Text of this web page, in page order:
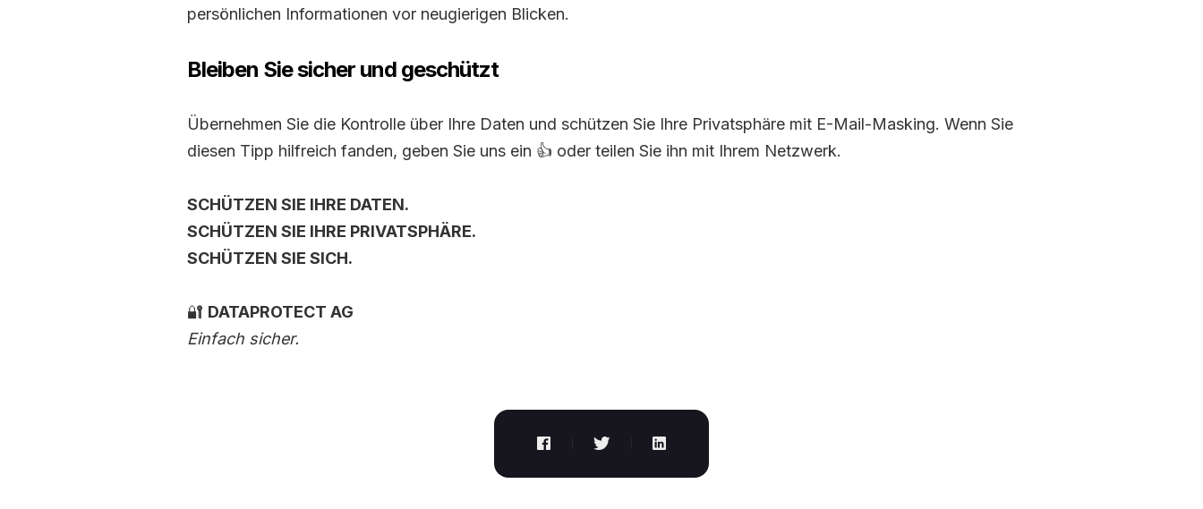
persönlichen Informationen vor neugierigen Blicken.
Bleiben Sie sicher und geschützt
Übernehmen Sie die Kontrolle über Ihre Daten und schützen Sie Ihre Privatsphäre mit E-Mail-Masking. Wenn Sie
diesen Tipp hilfreich fanden, geben Sie uns ein 👍 oder teilen Sie ihn mit Ihrem Netzwerk.
SCHÜTZEN SIE IHRE DATEN.
SCHÜTZEN SIE IHRE PRIVATSPHÄRE.
SCHÜTZEN SIE SICH.
🔐 DATAPROTECT AG
Einfach sicher.